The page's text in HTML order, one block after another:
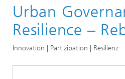
Presseservice
Themen
Urban
Resilience –
Innovation | Partizipation | Resilienz